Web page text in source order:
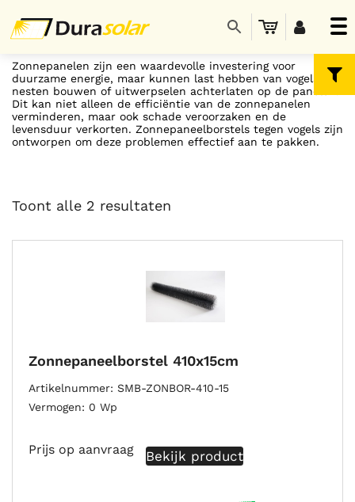
Zonnepanelen zijn een waardevolle investering voor
duurzame energie, maar kunnen last hebben van vogels die
nesten bouwen of uitwerpselen achterlaten op de panelen.
Dit kan niet alleen de efficiëntie van de zonnepanelen
verminderen, maar ook schade veroorzaken en de
levensduur verkorten. Zonnepaneelborstels tegen vogels zijn
ontworpen om deze problemen effectief aan te pakken.
Toont alle 2 resultaten
Zonnepaneelborstel 410x15cm
Artikelnummer SMB-ZONBOR-410-15
Vermogen
0 Wp
Prijs op aanvraag Bekijk product